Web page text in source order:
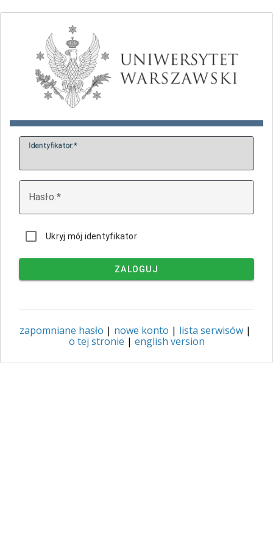
Identyfikator:
Hasło:
Ukryj mój identyfikator
ZALOGUJ
zapomniane hasło | nowe konto | lista serwisów |
o tej stronie | english version